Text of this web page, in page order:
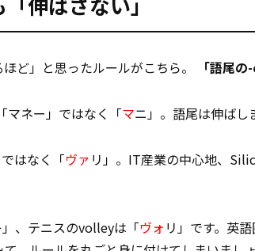
ど」と思ったルールがこちら。 「語尾
マネー」ではなく「マニ」。語尾は伸ばし
はなく「ヴァ リ」。IT産業の中心地、
」、テニスのvolleyは「ヴォ リ」です。英